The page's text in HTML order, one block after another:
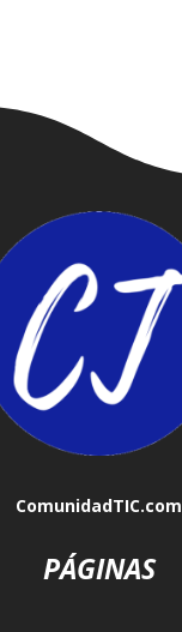
ComunidadTIC.com
PÁGINAS